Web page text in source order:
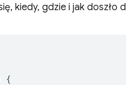
kiedy, gdzie i jak doszło
{